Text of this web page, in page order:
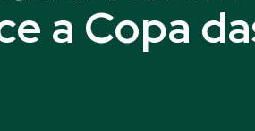
a Copa